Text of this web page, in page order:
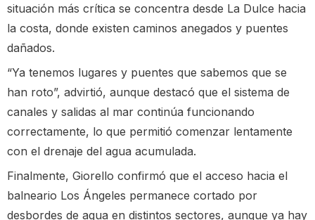
situación más crítica se concentra desde La Dulce hacia
la costa, donde existen caminos anegados y puentes
dañados.
“Ya tenemos lugares y puentes que sabemos que se
han roto”, advirtió, aunque destacó que el sistema de
canales y salidas al mar continúa funcionando
correctamente, lo que permitió comenzar lentamente
con el drenaje del agua acumulada.
Finalmente, Giorello confirmó que el acceso hacia el
balneario Los Ángeles permanece cortado por
desbordes de agua en distintos sectores, aunque ya hay